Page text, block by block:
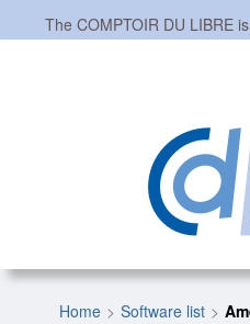
The COMPTOIR DU LIBREis
Home Software list